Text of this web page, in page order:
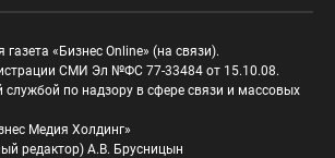
«Бизнес Online» (на связи).
СМИ Эл №ФС 77-33484 от 15.10.08.
по надзору в сфере связи и массовых
Медия Холдинг»
редактор) А.В. Брусницын